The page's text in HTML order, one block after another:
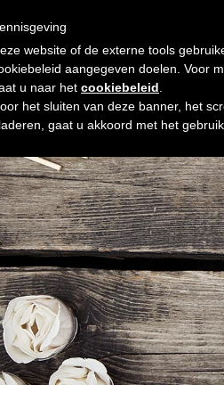
OVER ONS
website of de externe tools
aangegeven doelen. Voor
u naar het cookiebeleid
het sluiten van deze banner, het
gaat u akkoord met het